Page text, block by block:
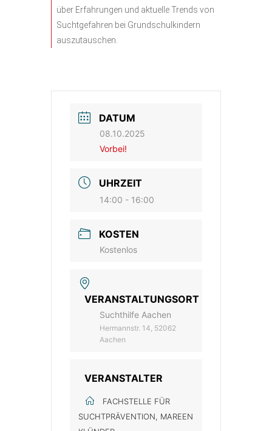
über Erfahrungen und aktuelle Trends von
Suchtgefahren bei Grundschulkindern
auszutauschen.
DATUM
08.10.2025
Vorbei!
UHRZEIT
14:00 - 16:00
KOSTEN
Kostenlos
VERANSTALTUNGSORT
Suchthilfe Aachen
Hermannstr. 14, 52062
Aachen
VERANSTALTER
FACHSTELLE FÜR
SUCHTPRÄVENTION, MAREEN